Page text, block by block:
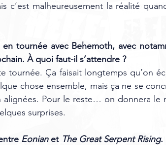
c’est malheureusement la réalité
en tournée avec Behemoth, avec
À quoi faut-il s’attendre ?
tournée. Ça faisait longtemps qu’on
chose ensemble, mais ça ne se
alignées. Pour le reste… on donnera le
surprises.
Eonian et The Great Serpent Rising.